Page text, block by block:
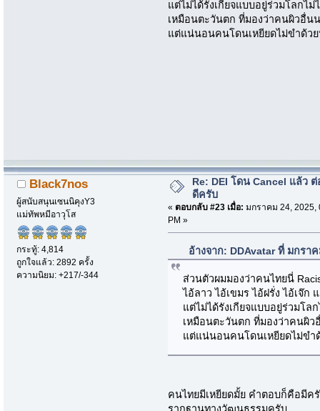
แต่ไม่ได้รังเกียจแบบอยู่ร่วมโลกไ
เหมือนตะวันตก ที่มองว่าคนผิวอื่น
แต่แน่นอนคนโดนเหยียดไม่ขำด้ว
Black7nos
ผู้สนับสนุนเซนนิคุงY3
แม่ทัพหมีอาวุโส
กระทู้: 4,814
ถูกใจแล้ว: 2892 ครั้ง
ความนิยม: +217/-344
Re: DEI โดน Cancel แล้ว ต่
ดีครับ
« ตอบกลับ #23 เมื่อ: มกราคม 24, 2025,
PM »
อ้างจาก: DDAvatar ที่ มกรา
ส่วนตัวผมมองว่าคนไทยนี่
ไอ้ลาว ไอ้เขมร ไอ้ฝรั่ง ไอ้เจ๊
แต่ไม่ได้รังเกียจแบบอยู่ร่วมโล
เหมือนตะวันตก ที่มองว่าคนผิ
แต่แน่นอนคนโดนเหยียดไม่ขำ
คนไทยมีเหยียดมั้ย คำตอบก็คือมีค